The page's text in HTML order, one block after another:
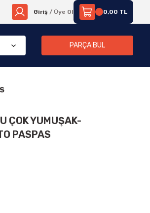
Giriş / Üye Ol 0,00 TL
PARÇA BUL
ÇOK YUMUŞAK-
PASPAS